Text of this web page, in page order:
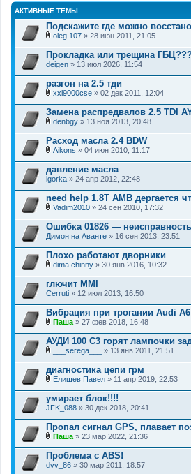
АКТИВНЫЕ ТЕМЫ
Подскажите где можно
л
о
ж
е
н
и
oleg 107 » 28 июн 2011, 21:05
Прокладка или трещина
deigen » 13 июл 2026, 11:54
разгон на 2.5 тди
л
о
ж
е
н
и
xxl9000cse » 02 дек 2011, 12:04
Замена распредвалов 2.5 TDI
л
о
ж
е
н
и
denbgy » 13 ноя 2013, 20:48
Расход масла 2.4 BDW
л
о
ж
е
н
и
Aikons » 04 июн 2010, 11:17
давление масла
igorka » 24 апр 2012, 22:48
need help 1.8T AMB дергается
л
о
ж
е
н
и
Vadim2010 » 24 сен 2010, 17:32
Ошибка 01826 ―
Димон на Аванте » 16 сен 2013, 23:51
Плохо работают дворники
л
о
ж
е
н
и
dima chinny » 30 янв 2016, 10:32
глючит MMI
Cerruti » 12 июл 2013, 16:50
Вибрация при трогании Audi
л
о
ж
е
н
и
Паша » 27 фев 2018, 16:48
АУДИ 100 С3 горят лампочки
В
о
ж
е
н
и
___serega___ » 13 янв 2011, 21:51
диагностика цепи грм
л
о
ж
е
н
и
Елишев Павел » 11 апр 2019, 22:53
умирает блок!!!!
JFK_088 » 30 дек 2018, 20:41
Пропал сигнал GPS, плавает
л
о
ж
Паша » 23 мар 2022, 21:36
Проблема с ABS!
dvv_86 » 30 мар 2011, 18:57